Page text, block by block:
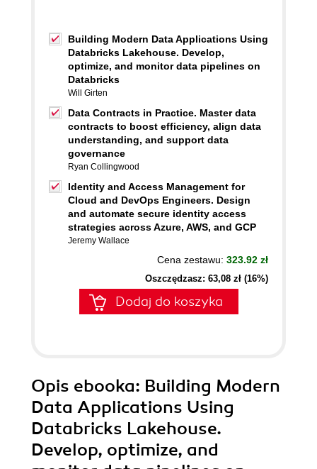
Building Modern Data Applications Using
Databricks Lakehouse. Develop,
optimize, and monitor data pipelines on
Databricks
Will Girten
Data Contracts in Practice. Master data
contracts to boost efficiency, align data
understanding, and support data
governance
Ryan Collingwood
Identity and Access Management for
Cloud and DevOps Engineers. Design
and automate secure identity access
strategies across Azure, AWS, and GCP
Jeremy Wallace
Cena zestawu: 323.92 zł
Oszczędzasz: 63,08 zł (16%)
Dodaj do koszyka
Opis ebooka: Building Modern
Data Applications Using
Databricks Lakehouse.
Develop, optimize, and